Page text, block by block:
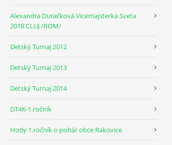
Alexandra Duračková Vicemajsterka Sveta
2018 CLUJ /ROM/
Detský Turnaj 2012
Detský Turnaj 2013
Detský Turnaj 2014
DT4K-1.ročník
Hody 1.ročník o pohár obce Rakovice